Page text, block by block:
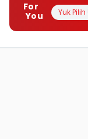
For
You
Yuk Pilih !